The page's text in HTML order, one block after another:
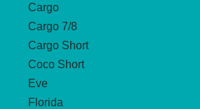
Cargo
Cargo 7/8
Cargo Short
Coco Short
Eve
Florida